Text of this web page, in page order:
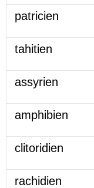
patricien
tahitien
assyrien
amphibien
clitoridien
rachidien